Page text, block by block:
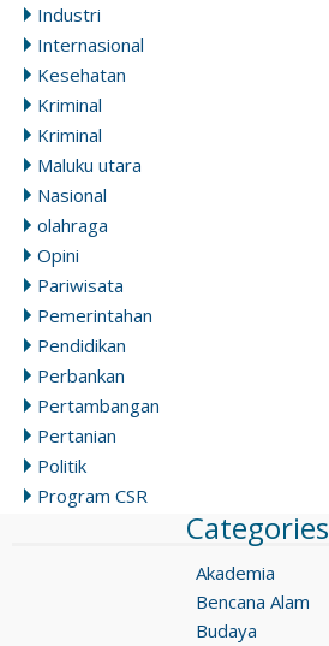
Industri
Internasional
Kesehatan
Kriminal
Kriminal
Maluku utara
Nasional
olahraga
Opini
Pariwisata
Pemerintahan
Pendidikan
Perbankan
Pertambangan
Pertanian
Politik
Program CSR
Categories
Akademia
Bencana Alam
Budaya